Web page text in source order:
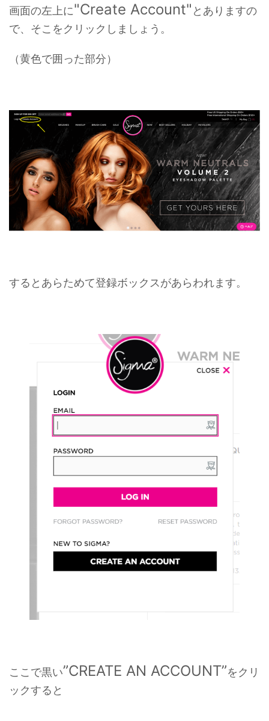
画面の左上に"Create Account" とありますの
で、そこをクリックしましょう。
（黄色で囲った部分）
するとあらためて登録ボックスがあらわれます。
ここで黒い”CREATE AN ACCOUNT”をクリ
ックすると